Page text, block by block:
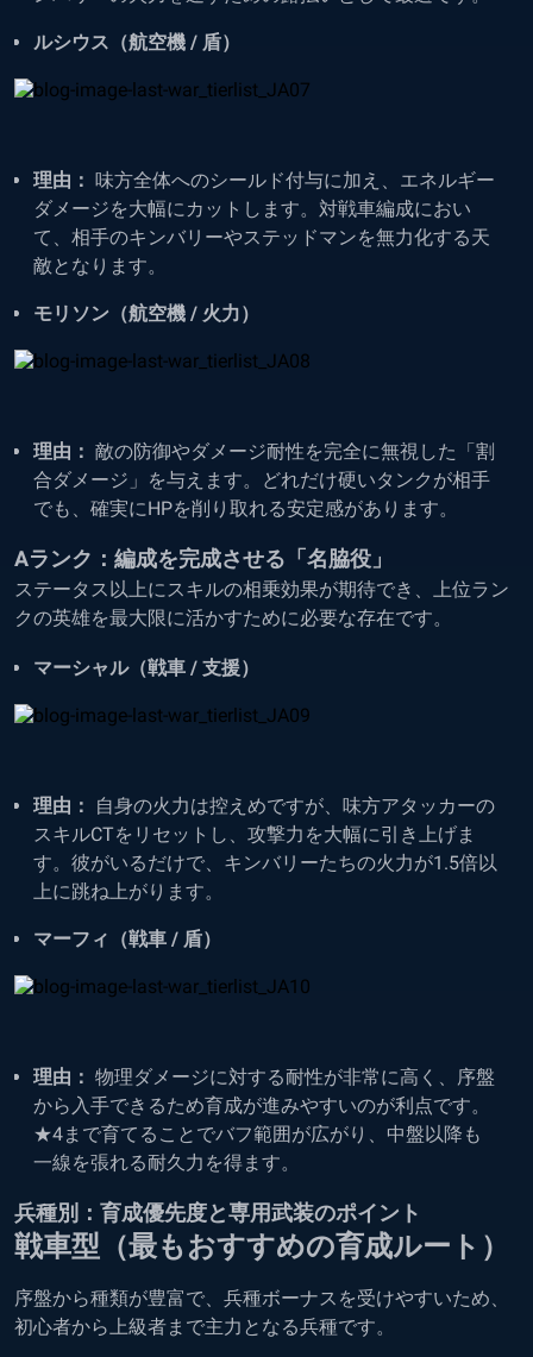
ルシウス（航空機 / 盾）
理由： 味方全体へのシールド付与に加え、エネルギー
ダメージを大幅にカットします。対戦車編成におい
て、相手のキンバリーやステッドマンを無力化する天
敵となります。
モリソン（航空機 / 火力）
理由： 敵の防御やダメージ耐性を完全に無視した「割
合ダメージ」を与えます。どれだけ硬いタンクが相手
でも、確実にHPを削り取れる安定感があります。
Aランク：編成を完成させる「名脇役」
ステータス以上にスキルの相乗効果が期待でき、上位ラン
クの英雄を最大限に活かすために必要な存在です。
マーシャル（戦車 / 支援）
理由：
自身の火力は控えめですが、味方アタッカーの
スキルCTをリセットし、攻撃力を大幅に引き上げま
す。彼がいるだけで、キンバリーたちの火力が1.5倍以
上に跳ね上がります。
マーフィ（戦車 / 盾）
理由： 物理ダメージに対する耐性が非常に高く、序盤
から入手できるため育成が進みやすいのが利点です。
★4まで育てることでバフ範囲が広がり、中盤以降も
一線を張れる耐久力を得ます。
兵種別：育成優先度と専用武装のポイント
戦車型（最もおすすめの育成ルート）
序盤から種類が豊富で、兵種ボーナスを受けやすいため、
初心者から上級者まで主力となる兵種です。